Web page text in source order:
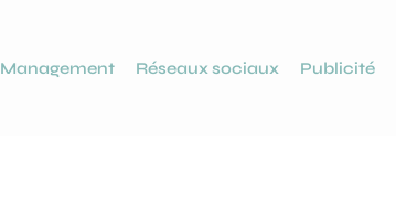
Management Réseaux sociaux Publicité